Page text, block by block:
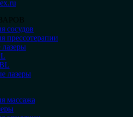
сосудов
прессотерапии
лазеры
массажа